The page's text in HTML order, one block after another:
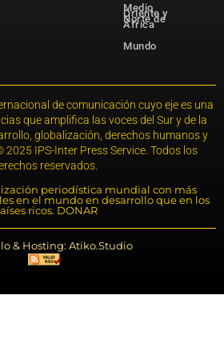
Medio
Oriente y
Norte de
África
Mundo
de comunicación cuyo eje es una
que amplifica las voces del Sur y de la
globalización, derechos humanos y
IPS-Inter Press Service. Todos los
reservados.
periodística mundial con más
en el mundo en desarrollo que en los
ricos. DONAR
& Hosting: Atiko.Studio